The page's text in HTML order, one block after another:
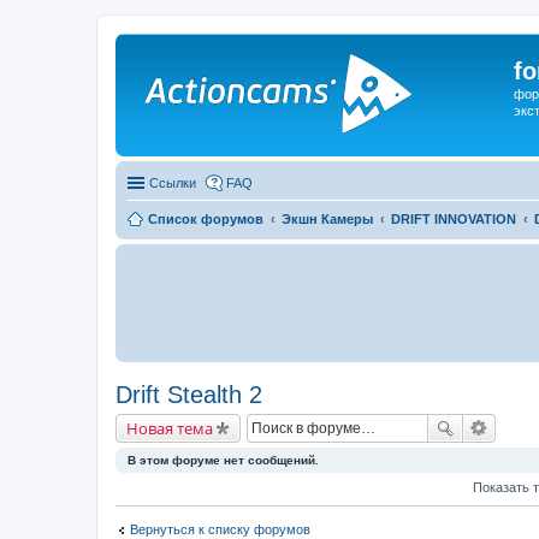
Ссылки FAQ
Список форумов Экшн Камеры DRIFT INNOVATION
Drift Stealth 2
Новая тема
В этом форуме нет сообщений.
Показать
Вернуться к списку форумов